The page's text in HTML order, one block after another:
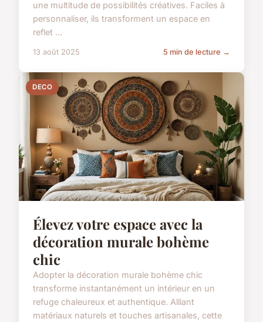
une multitude de possibilités créatives. Faciles à
personnaliser, ils transforment un espace en
reflet ...
13 août 2025 5 min de lecture →
DECO
Élevez votre espace avec la
décoration murale bohème
chic
Adopter la décoration murale bohème chic
transforme instantanément un intérieur en un
refuge chaleureux et authentique. Alliant
matériaux naturels et touches artisanales, cette